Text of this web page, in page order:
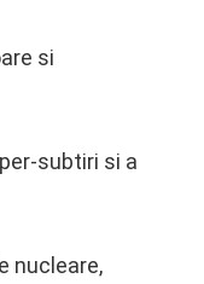
si
subtiri si a
nucleare,